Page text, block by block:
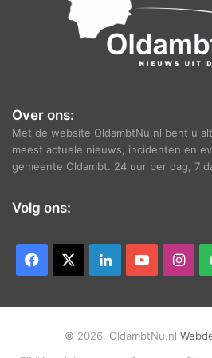
Over ons:
Met de website OldambtNu.nl bent u
meest actuele nieuws, incidenten en
gemeente Oldambt. 24 uur per dag, 7
Volg ons:
Facebook LinkedInYouTube
© 2026, OldambtNu.nl